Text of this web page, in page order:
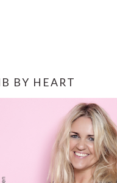
BY HEART